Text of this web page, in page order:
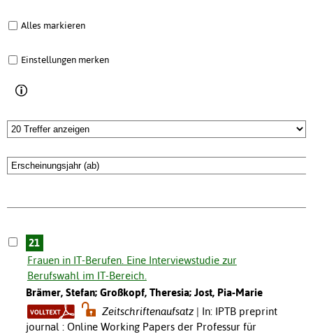
Alles markieren
Einstellungen merken
21
Frauen in IT-Berufen. Eine Interviewstudie zur
Berufswahl im IT-Bereich.
Brämer, Stefan; Großkopf, Theresia; Jost, Pia-Marie
Zeitschriftenaufsatz
In: IPTB preprint
journal : Online Working Papers der Professur für